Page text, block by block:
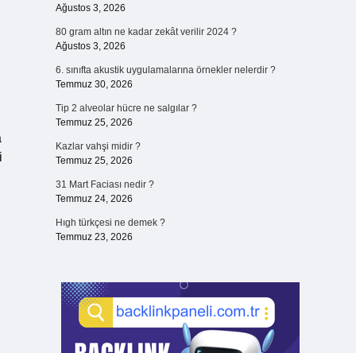
Ağustos 3, 2026
80 gram altın ne kadar zekât verilir 2024 ?
Ağustos 3, 2026
6. sınıfta akustik uygulamalarına örnekler nelerdir ?
Temmuz 30, 2026
Tip 2 alveolar hücre ne salgılar ?
Temmuz 25, 2026
Kazlar vahşi midir ?
Temmuz 25, 2026
31 Mart Faciası nedir ?
Temmuz 24, 2026
Hıgh türkçesi ne demek ?
Temmuz 23, 2026